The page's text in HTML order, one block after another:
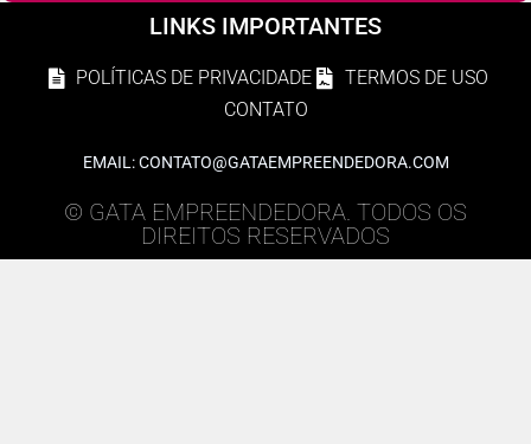
LINKS IMPORTANTES
POLÍTICAS DE PRIVACIDADE
TERMOS DE USO
CONTATO
EMAIL: CONTATO@GATAEMPREENDEDORA.COM
© GATA EMPREENDEDORA. TODOS OS
DIREITOS RESERVADOS